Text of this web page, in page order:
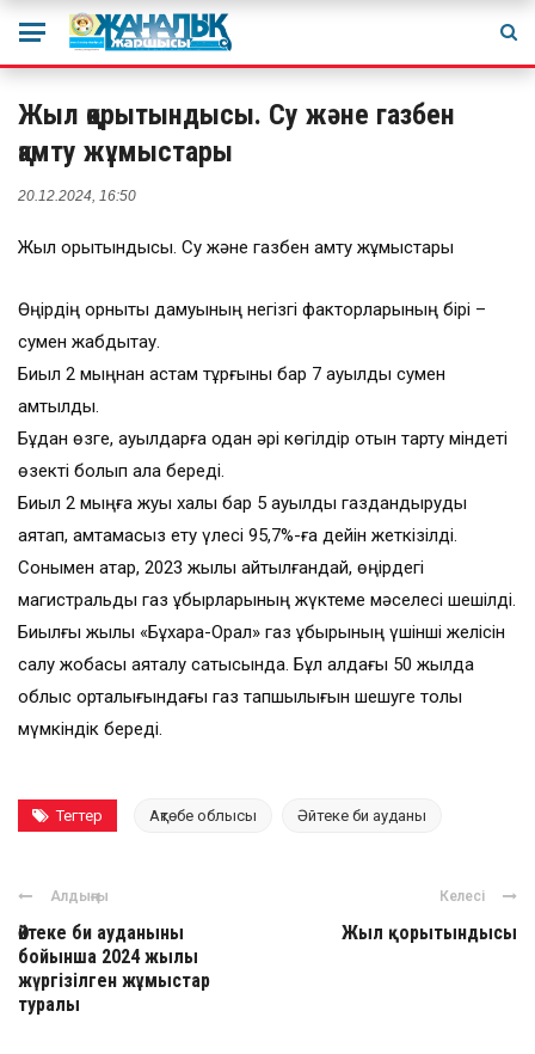
Жыл қорытындысы. Су және газбен
қамту жұмыстары
20.12.2024, 16:50
Жыл қорытындысы. Су және газбен қамту жұмыстары
Өңірдің орнықты дамуының негізгі факторларының бірі –
сумен жабдықтау.
Биыл 2 мыңнан астам тұрғыны бар 7 ауылды сумен
қамтылды.
Бұдан өзге, ауылдарға одан әрі көгілдір отын тарту міндеті
өзекті болып қала береді.
Биыл 2 мыңға жуық халқы бар 5 ауылды газдандыруды
аяқтап, қамтамасыз ету үлесі 95,7%-ға дейін жеткізілді.
Сонымен қатар, 2023 жылы айтылғандай, өңірдегі
магистральды газ құбырларының жүктеме мәселесі шешілді.
Биылғы жылы «Бұхара-Орал» газ құбырының үшінші желісін
салу жобасы аяқталу сатысында. Бұл алдағы 50 жылда
облыс орталығындағы газ тапшылығын шешуге толық
мүмкіндік береді.
Тегтер Ақтөбе облысы Әйтеке би ауданы
Алдыңғы
Әйтеке би ауданыны
бойынша 2024 жылы
жүргізілген жұмыстар
туралы
Келесі
Жыл қорытындысы